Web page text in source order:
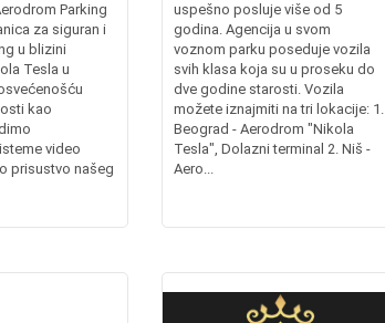
Parking
za siguran i
u blizini
Tesla u
kao
video
prisustvo našeg
uspešno posluje više od 5
godina. Agencija u svom
voznom parku poseduje vozila
svih klasa koja su u proseku do
dve godine starosti. Vozila
možete iznajmiti na tri lokacije: 1.
Beograd - Aerodrom "Nikola
Tesla", Dolazni terminal 2. Niš -
Aero...